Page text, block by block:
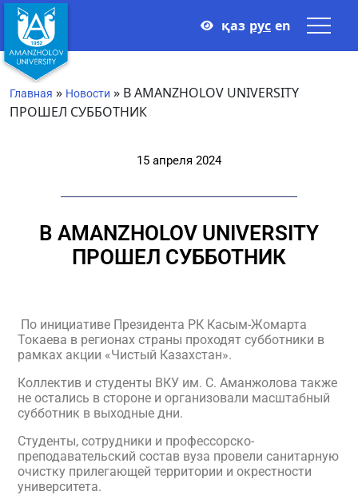
қаз рус en
Главная » Новости » В AMANZHOLOV UNIVERSITY
ПРОШЕЛ СУББОТНИК
15 апреля 2024
В AMANZHOLOV UNIVERSITY
ПРОШЕЛ СУББОТНИК
По инициативе Президента РК Касым-Жомарта
Токаева в регионах страны проходят субботники в
рамках акции «Чистый Казахстан».
Коллектив и студенты ВКУ им. С. Аманжолова также
не остались в стороне и организовали масштабный
субботник в выходные дни.
Студенты, сотрудники и профессорско-
преподавательский состав вуза провели санитарную
очистку прилегающей территории и окрестности
университета.